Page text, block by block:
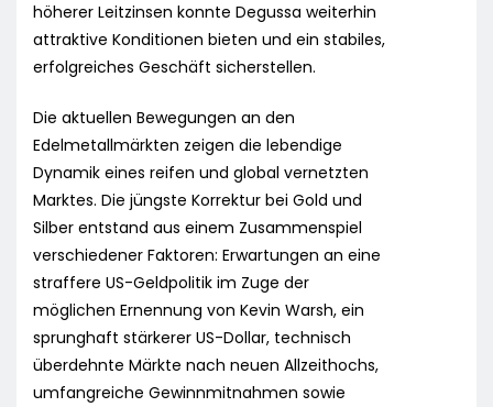
höherer Leitzinsen konnte Degussa weiterhin
attraktive Konditionen bieten und ein stabiles,
erfolgreiches Geschäft sicherstellen.
Die aktuellen Bewegungen an den
Edelmetallmärkten zeigen die lebendige
Dynamik eines reifen und global vernetzten
Marktes. Die jüngste Korrektur bei Gold und
Silber entstand aus einem Zusammenspiel
verschiedener Faktoren: Erwartungen an eine
straffere US-Geldpolitik im Zuge der
möglichen Ernennung von Kevin Warsh, ein
sprunghaft stärkerer US-Dollar, technisch
überdehnte Märkte nach neuen Allzeithochs,
umfangreiche Gewinnmitnahmen sowie